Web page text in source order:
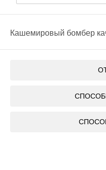
Кашемировый бомбер